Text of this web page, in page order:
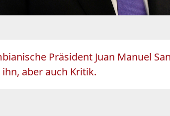
Präsident Juan Manuel
aber auch Kritik.